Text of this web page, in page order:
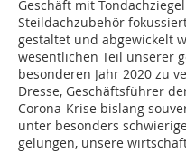
Geschäft mit
Steildachzubehör
gestaltet und abgewickelt
wesentlichen Teil unserer
besonderen Jahr 2020 zu
Dresse, Geschäftsführer
Corona-Krise bislang
unter besonders
gelungen, unsere